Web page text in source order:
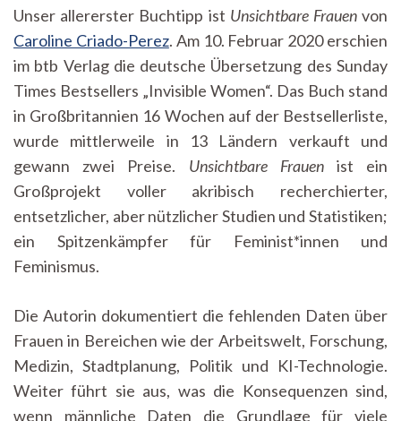
Unser allererster Buchtipp ist Unsichtbare Frauenvon
Caroline Criado-Perez. Am 10. Februar 2020 erschien
im btb Verlag die deutsche Übersetzung des Sunday
Times Bestsellers „Invisible Women“. Das Buch stand
in Großbritannien 16 Wochen auf der Bestsellerliste,
wurde mittlerweile in 13 Ländern verkauft und
gewann zwei Preise. Unsichtbare Frauenist ein
Großprojekt voller akribisch recherchierter,
entsetzlicher, aber nützlicher Studien und Statistiken;
ein Spitzenkämpfer für Feminist*innen und
Feminismus.
Die Autorin dokumentiert die fehlenden Daten über
Frauen in Bereichen wie der Arbeitswelt, Forschung,
Medizin, Stadtplanung, Politik und KI-Technologie.
Weiter führt sie aus, was die Konsequenzen sind,
wenn männliche Daten die Grundlage für viele